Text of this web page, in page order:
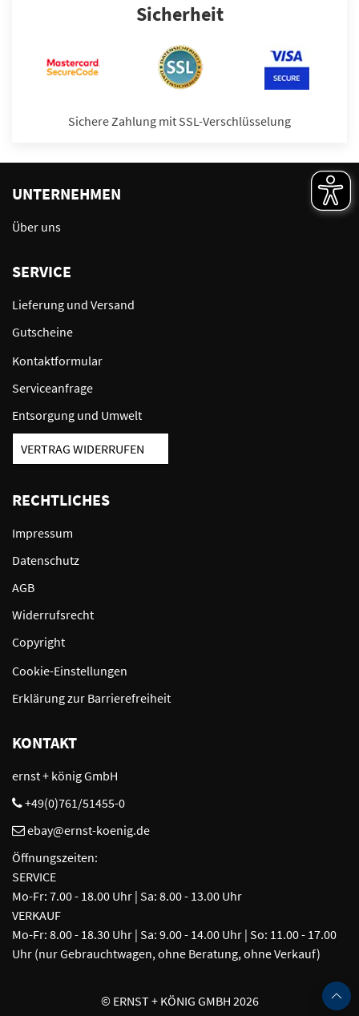
Sicherheit
Sichere Zahlung mit SSL-Verschlüsselung
UNTERNEHMEN
Über uns
SERVICE
Lieferung und Versand
Gutscheine
Kontaktformular
Serviceanfrage
Entsorgung und Umwelt
VERTRAG WIDERRUFEN
RECHTLICHES
Impressum
Datenschutz
AGB
Widerrufsrecht
Copyright
Cookie-Einstellungen
Erklärung zur Barrierefreiheit
KONTAKT
ernst + könig GmbH
+49(0)761/51455-0
ebay@ernst-koenig.de
Öffnungszeiten:
SERVICE
Mo-Fr: 7.00 - 18.00 Uhr | Sa: 8.00 - 13.00 Uhr
VERKAUF
Mo-Fr: 8.00 - 18.30 Uhr | Sa: 9.00 - 14.00 Uhr | So: 11.00 - 17.00
Uhr (nur Gebrauchtwagen, ohne Beratung, ohne Verkauf)
© ERNST + KÖNIG GMBH 2026